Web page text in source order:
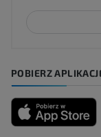
POBIERZ